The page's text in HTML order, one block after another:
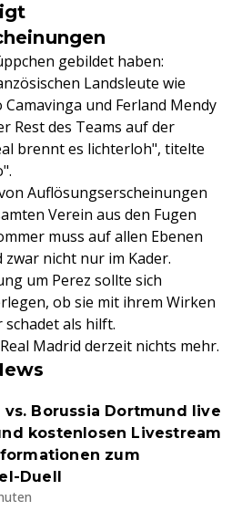
gebildet haben:
Landsleute wie
und Ferland Mendy
Rest des Teams auf der
brennt es lichterloh", titelte
Auflösungserscheinungen
Verein aus den Fugen
muss auf allen Ebenen
nicht nur im Kader.
um Perez sollte sich
ob sie mit ihrem Wirken
als hilft.
Madrid derzeit nichts mehr.
vs. Borussia Dortmund live
kostenlosen Livestream
zum
Duell